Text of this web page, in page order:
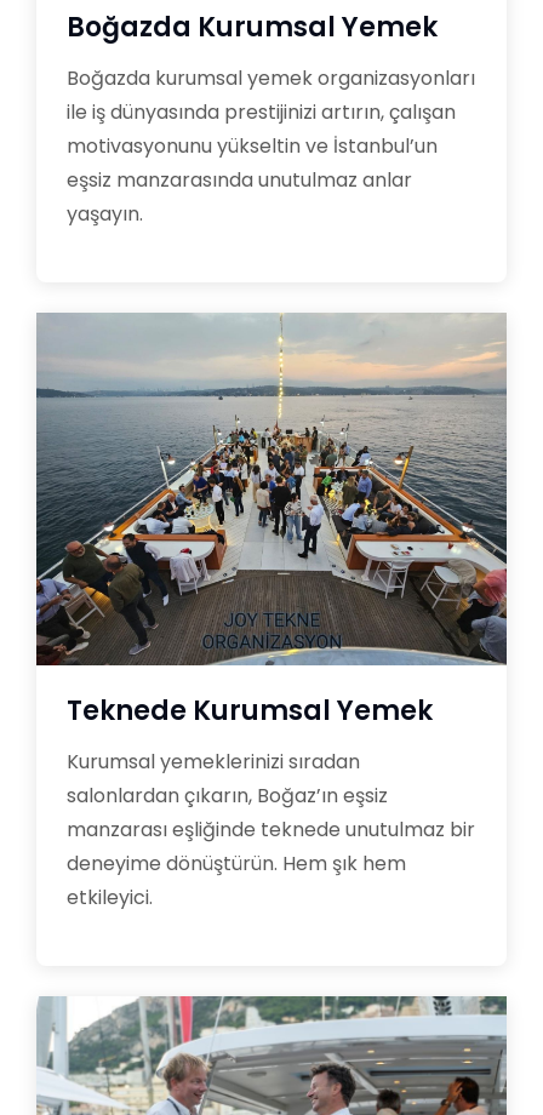
Boğazda Kurumsal Yemek
Boğazda kurumsal yemek organizasyonları
ile iş dünyasında prestijinizi artırın, çalışan
motivasyonunu yükseltin ve İstanbul’un
eşsiz manzarasında unutulmaz anlar
yaşayın.
Teknede Kurumsal Yemek
Kurumsal yemeklerinizi sıradan
salonlardan çıkarın, Boğaz’ın eşsiz
manzarası eşliğinde teknede unutulmaz bir
deneyime dönüştürün. Hem şık hem
etkileyici.